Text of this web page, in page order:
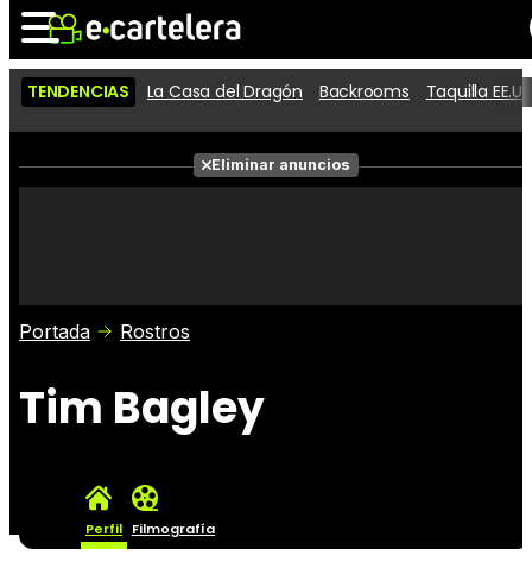
Noticias Cartelera
Películas
Críticas
TENDENCIAS La Casa del Dragón Backrooms Taquilla
Eliminar anuncios
Portada Rostros
Tim Bagley
Perfil Filmografía